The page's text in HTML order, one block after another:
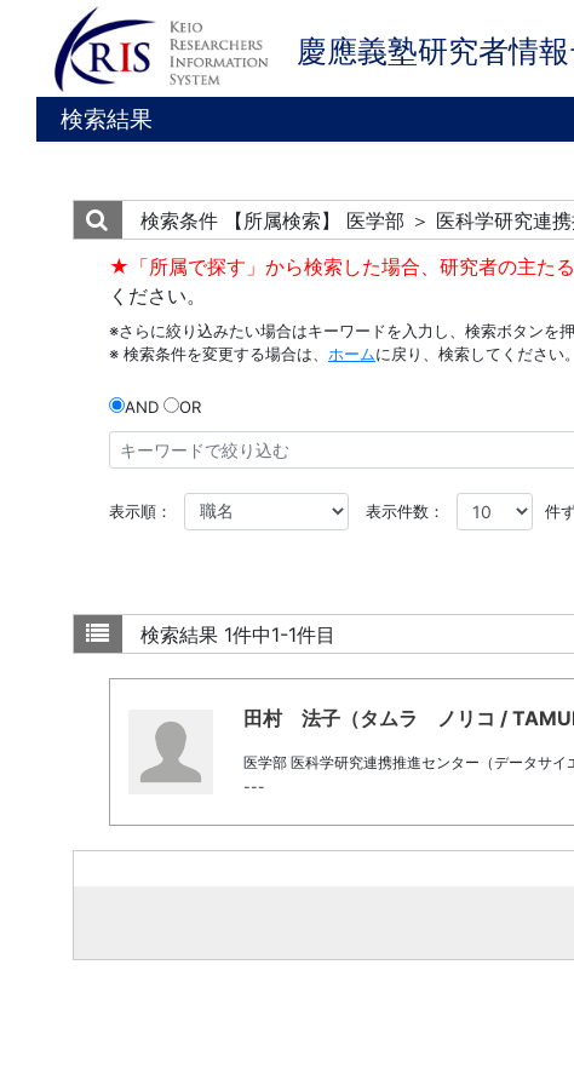
慶應義塾研究者情
検索結果
検索条件
【所属検索】 医学部 ＞ 医科学研究連
★「所属で探す」から検索した場合、研究者の主たる
ください。
※さらに絞り込みたい場合はキーワードを入力し、検索ボタンを
※ 検索条件を変更する場合は、 ホームに戻り、検索してください。
AND OR
表示順： 表示件数： 件
検索結果 1件中1-1件目
田村 法子（タムラ ノリコ /
医学部 医科学研究連携推進センター（データサ
---